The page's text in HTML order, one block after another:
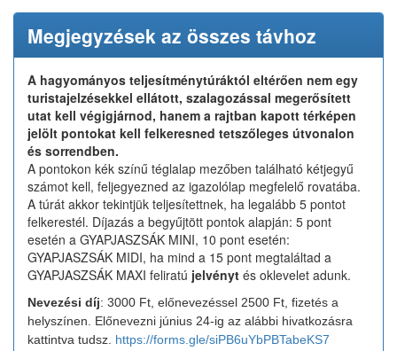
Megjegyzések az összes távhoz
A hagyományos teljesítménytúráktól eltérően nem egy
turistajelzésekkel ellátott, szalagozással megerősített
utat kell végigjárnod, hanem a rajtban kapott térképen
jelölt pontokat kell felkeresned tetszőleges útvonalon
és sorrendben.
A pontokon kék színű téglalap mezőben található kétjegyű
számot kell, feljegyezned az igazolólap megfelelő rovatába.
A túrát akkor tekintjük teljesítettnek, ha legalább 5 pontot
felkerestél. Díjazás a begyűjtött pontok alapján: 5 pont
esetén a GYAPJASZSÁK MINI, 10 pont esetén:
GYAPJASZSÁK MIDI, ha mind a 15 pont megtaláltad a
GYAPJASZSÁK MAXI feliratú jelvényt és oklevelet adunk.
Nevezési díj: 3000 Ft, előnevezéssel 2500 Ft, fizetés a
helyszínen. Előnevezni június 24-ig az alábbi hivatkozásra
kattintva tudsz. https://forms.gle/siPB6uYbPBTabeKS7